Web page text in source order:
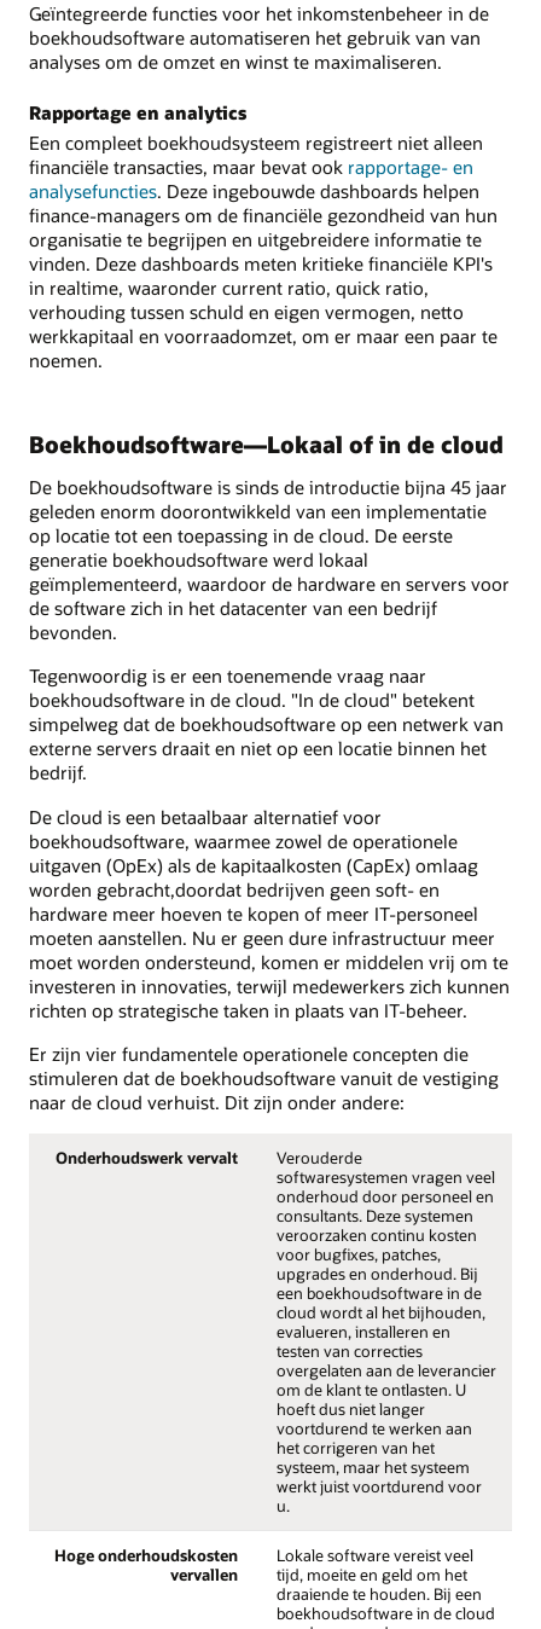
Geïntegreerde functies voor het inkomstenbeheer in de
boekhoudsoftware automatiseren het gebruik van van
analyses om de omzet en winst te maximaliseren.
Rapportage en analytics
Een compleet boekhoudsysteem registreert niet alleen
financiële transacties, maar bevat ook rapportage- en
analysefuncties. Deze ingebouwde dashboards helpen
finance-managers om de financiële gezondheid van hun
organisatie te begrijpen en uitgebreidere informatie te
vinden. Deze dashboards meten kritieke financiële KPI's
in realtime, waaronder current ratio, quick ratio,
verhouding tussen schuld en eigen vermogen, netto
werkkapitaal en voorraadomzet, om er maar een paar te
noemen.
Boekhoudsoftware—Lokaal of in de cloud
De boekhoudsoftware is sinds de introductie bijna 45 jaar
geleden enorm doorontwikkeld van een implementatie
op locatie tot een toepassing in de cloud. De eerste
generatie boekhoudsoftware werd lokaal
geïmplementeerd, waardoor de hardware en servers voor
de software zich in het datacenter van een bedrijf
bevonden.
Tegenwoordig is er een toenemende vraag naar
boekhoudsoftware in de cloud. "In de cloud" betekent
simpelweg dat de boekhoudsoftware op een netwerk van
externe servers draait en niet op een locatie binnen het
bedrijf.
De cloud is een betaalbaar alternatief voor
boekhoudsoftware, waarmee zowel de operationele
uitgaven (OpEx) als de kapitaalkosten (CapEx) omlaag
worden gebracht,doordat bedrijven geen soft- en
hardware meer hoeven te kopen of meer IT-personeel
moeten aanstellen. Nu er geen dure infrastructuur meer
moet worden ondersteund, komen er middelen vrij om te
investeren in innovaties, terwijl medewerkers zich kunnen
richten op strategische taken in plaats van IT-beheer.
Er zijn vier fundamentele operationele concepten die
stimuleren dat de boekhoudsoftware vanuit de vestiging
naar de cloud verhuist. Dit zijn onder andere:
Onderhoudswerk vervalt
Verouderde
softwaresystemen vragen veel
onderhoud door personeel en
consultants. Deze systemen
veroorzaken continu kosten
voor bugfixes, patches,
upgrades en onderhoud. Bij
een boekhoudsoftware in de
cloud wordt al het bijhouden,
evalueren, installeren en
testen van correcties
overgelaten aan de leverancier
om de klant te ontlasten. U
hoeft dus niet langer
voortdurend te werken aan
het corrigeren van het
systeem, maar het systeem
werkt juist voortdurend voor
u.
Hoge onderhoudskosten
vervallen
Lokale software vereist veel
tijd, moeite en geld om het
draaiende te houden. Bij een
boekhoudsoftware in de cloud